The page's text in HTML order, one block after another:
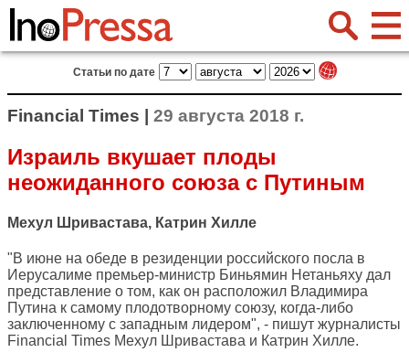
Статьи по дате
Financial Times | 29 августа 2018 г.
Израиль вкушает плоды
неожиданного союза с Путиным
Мехул Шривастава, Катрин Хилле
"В июне на обеде в резиденции российского посла в
Иерусалиме премьер-министр Биньямин Нетаньяху дал
представление о том, как он расположил Владимира
Путина к самому плодотворному союзу, когда-либо
заключенному с западным лидером", - пишут журналисты
Financial Times Мехул Шривастава и Катрин Хилле.